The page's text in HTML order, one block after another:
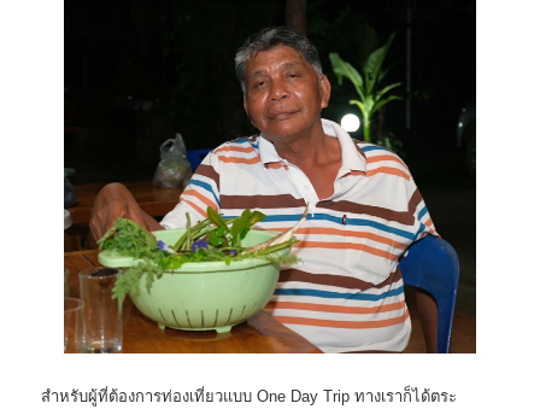
สำหรับผู้ที่ต้องการท่องเที่ยวแบบ One Day Trip ทางเราก็ได้ตระ